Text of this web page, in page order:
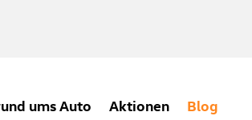
ums Auto Aktionen Blog